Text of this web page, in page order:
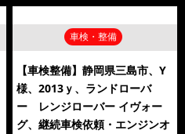
車検・整備
【車検整備】静岡県三島市、Y
様、2013ｙ、ランドローバ
ー レンジローバー イヴォー
グ、継続車検依頼・エンジンオ